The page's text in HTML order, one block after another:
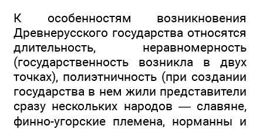
К особенностям возникновения
Древнерусского государства относятся
длительность, неравномерность
(государственность возникла в двух
точках), полиэтничность (при создании
государства в нем жили представители
сразу нескольких народов — славяне,
финно-угорские племена, норманны и